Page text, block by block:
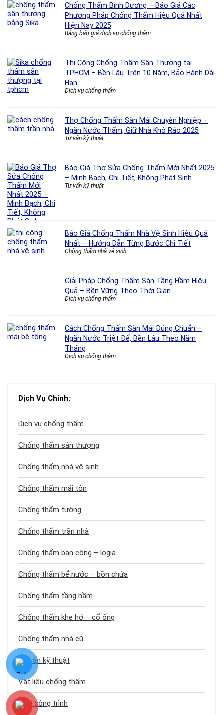
Chống Thấm Bình Dương – Báo Giá Các
Phương Pháp Chống Thấm Hiệu Quả Nhất
Hiện Nay 2025
Bảng báo giá dịch vụ chống thấm
Thi Công Chống Thấm Sân Thượng tại
TPHCM – Bền Lâu Trên 10 Năm, Bảo Hành Dài
Hạn
Dịch vụ chống thấm
Thợ Chống Thấm Sàn Mái Chuyên Nghiệp –
Ngăn Nước Thấm, Giữ Nhà Khô Ráo 2025
Tư vấn kỹ thuật
Báo Giá Thợ Sửa Chống Thấm Mới Nhất 2025
– Minh Bạch, Chi Tiết, Không Phát Sinh
Tư vấn kỹ thuật
Báo Giá Chống Thấm Nhà Vệ Sinh Hiệu Quả
Nhất – Hướng Dẫn Từng Bước Chi Tiết
Chống thấm nhà vệ sinh
Giải Pháp Chống Thấm Sàn Tầng Hầm Hiệu
Quả – Bền Vững Theo Thời Gian
Dịch vụ chống thấm
Cách Chống Thấm Sàn Mái Đúng Chuẩn –
Ngăn Nước Triệt Để, Bền Lâu Theo Năm
Tháng
Dịch vụ chống thấm
Dịch Vụ Chính:
Dịch vụ chống thấm
Chống thấm sân thượng
Chống thấm nhà vệ sinh
Chống thấm mái tôn
Chống thấm tường
Chống thấm trần nhà
Chống thấm ban công – logia
Chống thấm bể nước – bồn chứa
Chống thấm tầng hầm
Chống thấm khe hở – cổ ống
Chống thấm nhà cũ
Tư vấn kỹ thuật
Vật liệu chống thấm
Loại công trình